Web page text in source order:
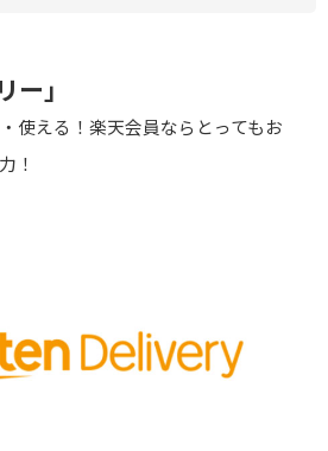
」
使える！楽天会員ならとってもお
！